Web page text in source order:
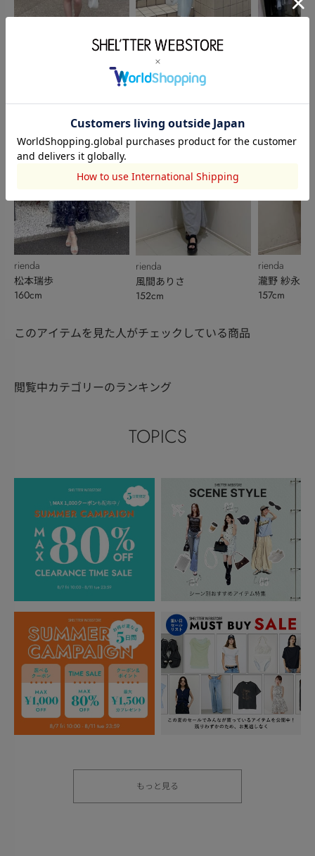
rienda
松本瑞歩
160cm
rienda
松本瑞歩
160cm
rienda
風間ありさ
152cm
rienda
瀧野 紗永
157cm
このアイテムを見た人がチェックしている商品
閲覧中カテゴリーのランキング
TOPICS
もっと見る